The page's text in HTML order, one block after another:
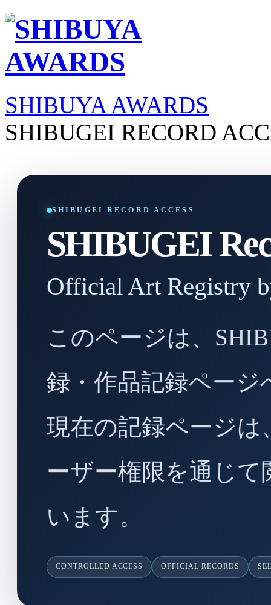
SHIBUYA AWARDS
SHIBUGEI RECORD
SHIBUGEI RECORD ACCESS
SHIBUGEI
Official Art Registry
このページは、
録・作品記録ペー
現在の記録ページは
ーザー権限を通じ
います。
CONTROLLED ACCESS OFFICIAL RECORDS